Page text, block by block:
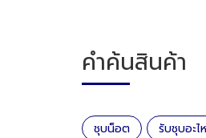
คำค้นสินค้า
ชุบน็อต รับชุบอะไ